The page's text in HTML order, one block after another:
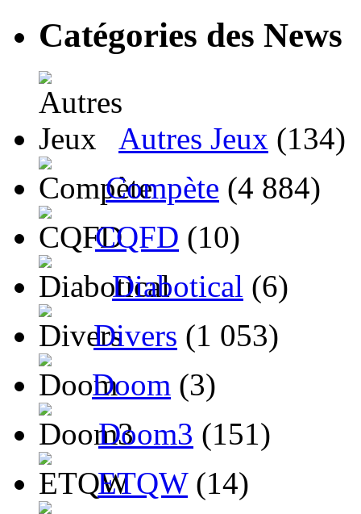
Catégories des News
Autres Jeux (134)
Compète (4 884)
CQFD (10)
Diabotical (6)
Divers (1 053)
Doom (3)
Doom3 (151)
ETQW(14)